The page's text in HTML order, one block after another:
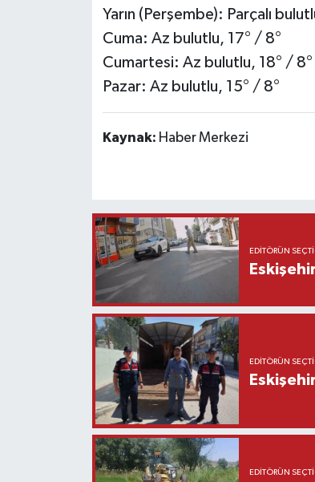
Yarın (Perşembe): Parçalı
Cuma: Az bulutlu, 17° / 8°
Cumartesi: Az bulutlu, 18° / 8°
Pazar: Az bulutlu, 15° / 8°
Kaynak: Haber Merkezi
EDITÖRÜN
EDITÖRÜN
EDITÖRÜN